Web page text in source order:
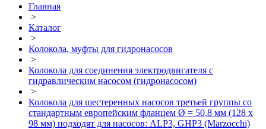
Главная
>
Каталог
>
Колокола, муфты для гидронасосов
>
Колокола для соединения электродвигателя с
гидравлическим насосом (гидронасосом)
>
Колокола для шестеренных насосов третьей группы со
стандартным европейским фланцем Ø = 50,8 мм (128 x
98 мм) подходят для насосов: ALP3, GHP3 (Marzocchi)